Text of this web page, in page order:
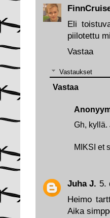
Juha J. 5.
Heimo
Aika
Eli
piilotettu
Vastaa
Vastaukset
Gh, kyllä.
MIKSI et
Vastaa